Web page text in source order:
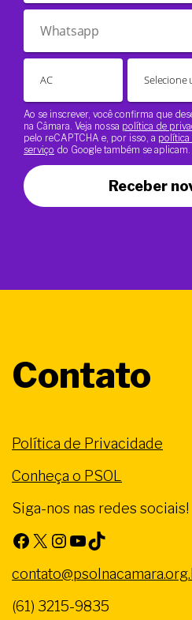
Ao se inscrever, você confirma que
na Câmara. Veja nossa política de
pelo reCAPTCHA e, por isso, a política
serviço do Google também se aplicam.
Receber
Contato
Política de Privacidade
Conheça o PSOL
Siga-nos nas redes sociais!
Facebook X Instagram Youtube TikTok
(61) 3215-9835